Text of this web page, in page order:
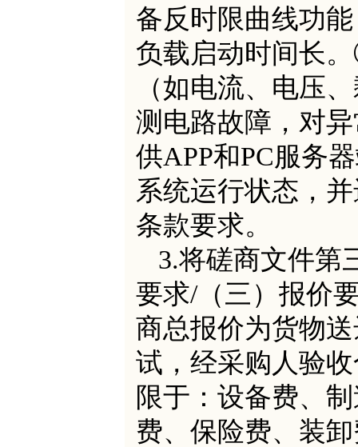
备反时限曲线功
负载启动时间长
（如电流、电压
测电路故障，对
供APP和PC服务
系统运行状态，
条款要求。
3.将磋商文件第
要求/（三）报价
商总报价为货物
试，经采购人验
限于：设备费、
费、保险费、装